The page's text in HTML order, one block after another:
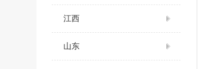
江西
山东